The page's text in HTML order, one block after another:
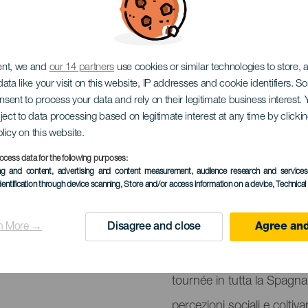
we and our 14 partners use cookies or similar technologies to store,
like your visit on this website, IP addresses and cookie identifiers.
to process your data and rely on their legitimate business interest.
to data processing based on legitimate interest at any time by
on this website.
data for the following purposes:
and content, advertising and content measurement, audience research and
through device scanning, Store and/or access information on a device,
More → Disagree and close Agree
bestia. La Palma
EVENTO PASSATO
Localidad
Santa Cruz de La
del
Più che un semplice
tournée in tutta la